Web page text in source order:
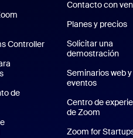
Zoom Rooms
Controller
de
de iPhone/iPad
Contacto con
Planes y precios
Solicitar una
demostración
Seminarios web y
eventos
Centro de
de Zoom Centro
Zoom for